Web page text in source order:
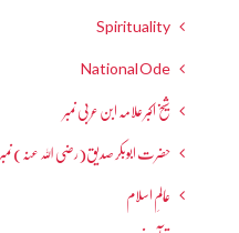
Spirituality
National Ode
شیخ اکبر علامہ ابن عربی نمبر
حضرت ابوبکر صدیق(رضی اللہ عنہ) نمبر
عالمِ اسلام